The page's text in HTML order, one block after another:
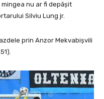
nu ar fi depășit
Silviu Lung jr.
prin Anzor Mekvabișvili